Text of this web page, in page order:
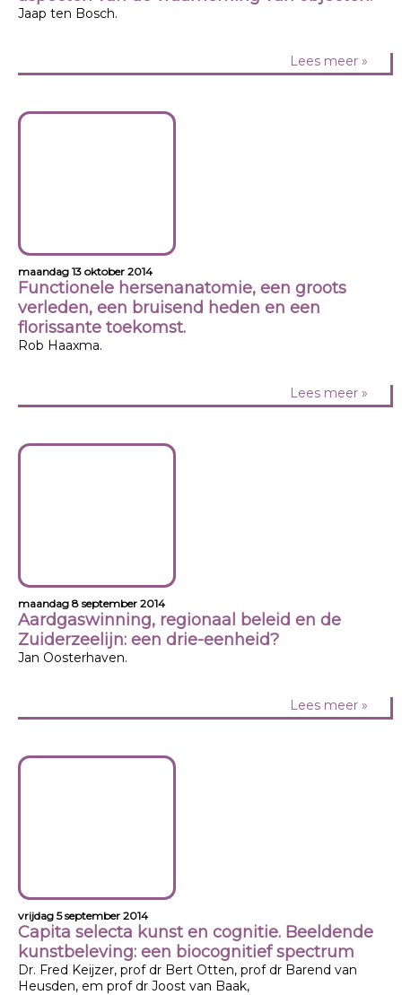
Jaap ten Bosch.
Lees meer »
maandag 13 oktober 2014
Functionele hersenanatomie, een groots
verleden, een bruisend heden en een
florissante toekomst.
Rob Haaxma.
Lees meer »
maandag 8 september 2014
Aardgaswinning, regionaal beleid en de
Zuiderzeelijn: een drie-eenheid?
Jan Oosterhaven.
Lees meer »
vrijdag 5 september 2014
Capita selecta kunst en cognitie. Beeldende
kunstbeleving: een biocognitief spectrum
Dr. Fred Keijzer, prof dr Bert Otten, prof dr Barend van
Heusden, em prof dr Joost van Baak,